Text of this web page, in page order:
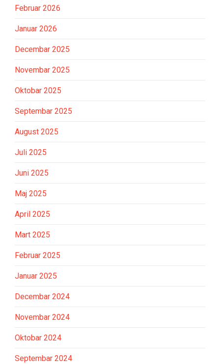
Februar 2026
Januar 2026
Decembar 2025
Novembar 2025
Oktobar 2025
Septembar 2025
August 2025
Juli 2025
Juni 2025
Maj 2025
April 2025
Mart 2025
Februar 2025
Januar 2025
Decembar 2024
Novembar 2024
Oktobar 2024
Septembar 2024